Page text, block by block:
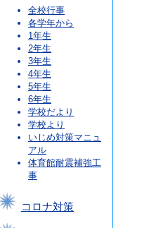
全校行事
各学年から
1年生
2年生
3年生
4年生
5年生
6年生
学校だより
学校より
いじめ対策マニュ
アル
体育館耐震補強工
事
コロナ対策